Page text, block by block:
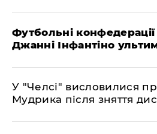
Футбольні
Джанні Інфантіно
У "Челсі" висловилися
Мудрика після зняття